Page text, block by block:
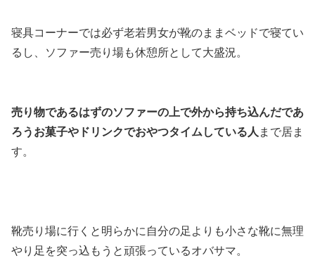
寝具コーナーでは必ず老若男女が靴のままベッドで寝てい
る し、ソファー売り場も休憩所として大盛況。
売り物であるはずのソファーの上で外から持ち込んだであ
ろうお菓子やドリンクでおやつタイムしている人 まで居ま
す。
靴売り場に行くと明らかに自分の足よりも小さな靴に無理
やり足を突っ込もうと頑張っているオバサマ。